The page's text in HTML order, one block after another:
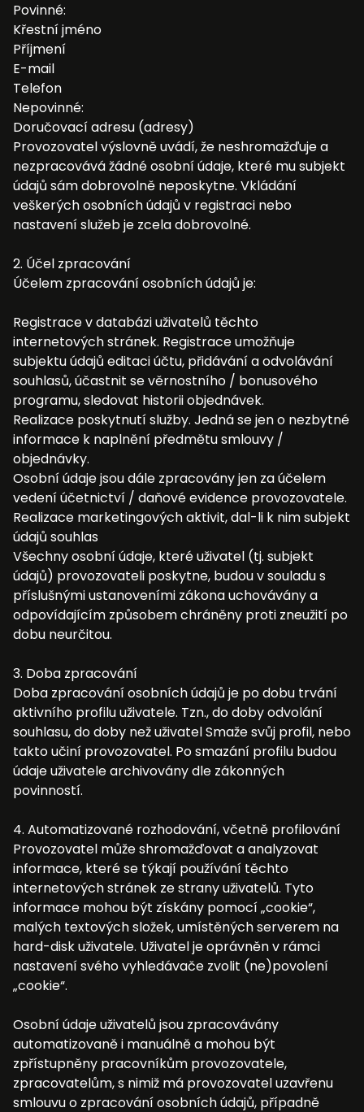
Povinné:
Křestní jméno
Příjmení
E-mail
Telefon
Nepovinné:
Doručovací adresu (adresy)
Provozovatel výslovně uvádí, že neshromažďuje a
nezpracovává žádné osobní údaje, které mu subjekt
údajů sám dobrovolně neposkytne. Vkládání
veškerých osobních údajů v registraci nebo
nastavení služeb je zcela dobrovolné.
2. Účel zpracování
Účelem zpracování osobních údajů je:
Registrace v databázi uživatelů těchto
internetových stránek. Registrace umožňuje
subjektu údajů editaci účtu, přidávání a odvolávání
souhlasů, účastnit se věrnostního / bonusového
programu, sledovat historii objednávek.
Realizace poskytnutí služby. Jedná se jen o nezbytné
informace k naplnění předmětu smlouvy /
objednávky.
Osobní údaje jsou dále zpracovány jen za účelem
vedení účetnictví / daňové evidence provozovatele.
Realizace marketingových aktivit, dal-li k nim subjekt
údajů souhlas
Všechny osobní údaje, které uživatel (tj. subjekt
údajů) provozovateli poskytne, budou v souladu s
příslušnými ustanoveními zákona uchovávány a
odpovídajícím způsobem chráněny proti zneužití po
dobu neurčitou.
3. Doba zpracování
Doba zpracování osobních údajů je po dobu trvání
aktivního profilu uživatele. Tzn., do doby odvolání
souhlasu, do doby než uživatel Smaže svůj profil, nebo
takto učiní provozovatel. Po smazání profilu budou
údaje uživatele archivovány dle zákonných
povinností.
4. Automatizované rozhodování, včetně profilování
Provozovatel může shromažďovat a analyzovat
informace, které se týkají používání těchto
internetových stránek ze strany uživatelů. Tyto
informace mohou být získány pomocí „cookie“,
malých textových složek, umístěných serverem na
hard-disk uživatele. Uživatel je oprávněn v rámci
nastavení svého vyhledávače zvolit (ne)povolení
„cookie“.
Osobní údaje uživatelů jsou zpracovávány
automatizovaně i manuálně a mohou být
zpřístupněny pracovníkům provozovatele,
zpracovatelům, s nimiž má provozovatel uzavřenu
smlouvu o zpracování osobních údajů, případně